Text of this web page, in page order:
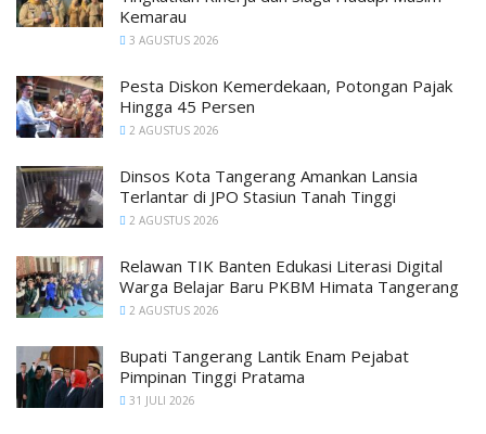
Kemarau
3 AGUSTUS 2026
Pesta Diskon Kemerdekaan, Potongan Pajak
Hingga 45 Persen
2 AGUSTUS 2026
Dinsos Kota Tangerang Amankan Lansia
Terlantar di JPO Stasiun Tanah Tinggi
2 AGUSTUS 2026
Relawan TIK Banten Edukasi Literasi Digital
Warga Belajar Baru PKBM Himata Tangerang
2 AGUSTUS 2026
Bupati Tangerang Lantik Enam Pejabat
Pimpinan Tinggi Pratama
31 JULI 2026